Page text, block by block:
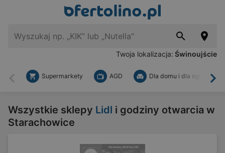
Twoja lokalizacja: Świnoujście
Wstecz
Supermarkety AGD Dla domu i dla ogrodu
Wszystkie sklepy Lidl i godziny otwarcia w
Starachowice